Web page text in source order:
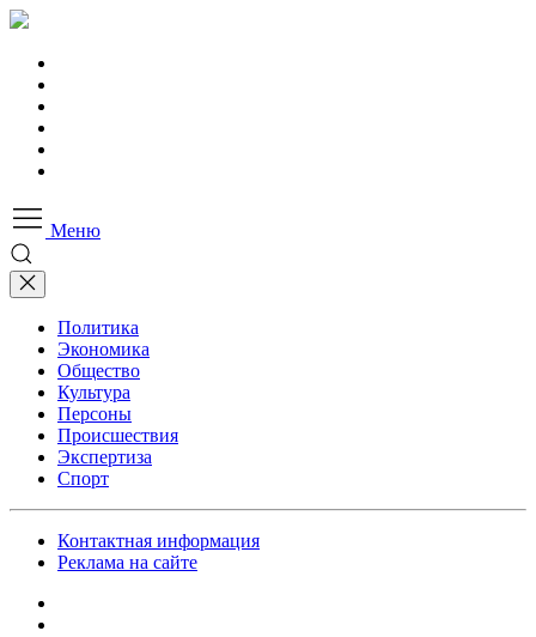
Меню
Политика
Экономика
Общество
Культура
Персоны
Происшествия
Экспертиза
Спорт
Контактная информация
Реклама на сайте